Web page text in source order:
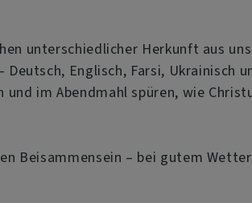
unterschiedlicher Herkunft aus
Englisch, Farsi, Ukrainisch
im Abendmahl spüren, wie
Beisammensein – bei gutem